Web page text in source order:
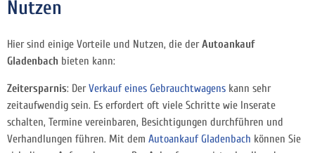
Nutzen
Hier sind einige Vorteile und Nutzen, die derAutoankauf
Gladenbach bieten kann:
Zeitersparnis: DerVerkauf eines Gebrauchtwagens kann sehr
zeitaufwendig sein. Es erfordert oft viele Schritte wie Inserate
schalten, Termine vereinbaren, Besichtigungen durchführen und
Verhandlungen führen. Mit dem Autoankauf Gladenbach können Sie